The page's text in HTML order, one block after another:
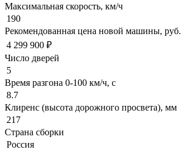
Максимальная скорость, км/ч
190
Рекомендованная цена новой машины, руб.
4 299 900 ₽
Число дверей
5
Время разгона 0-100 км/ч, с
8.7
Клиренс (высота дорожного просвета), мм
217
Страна сборки
Россия